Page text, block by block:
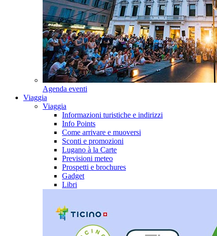
Agenda eventi
Viaggia
Viaggia
Informazioni turistiche e indirizzi
Info Points
Come arrivare e muoversi
Sconti e promozioni
Lugano à la Carte
Previsioni meteo
Prospetti e brochures
Gadget
Libri